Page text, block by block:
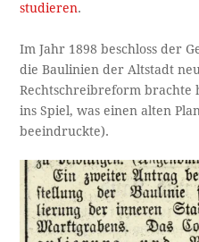
studieren.
Im Jahr 1898 beschloss der
die Baulinien der Altstadt
Rechtschreibreform brachte
ins Spiel, was einen alten
beeindruckte).